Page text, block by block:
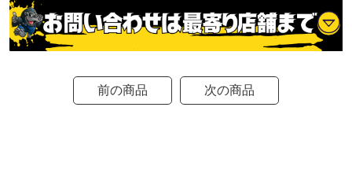
前の商品 次の商品